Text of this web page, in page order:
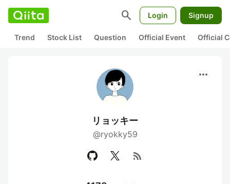
search Login Signup
Trend Stock List Question Official Event Official
more_horiz
リョッキー
@ryokky59
rss_feed